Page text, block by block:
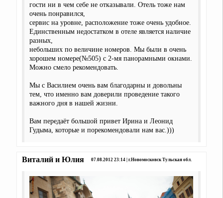
гости ни в чем себе не отказывали. Отель тоже нам
очень понравился,
сервис на уровне, расположение тоже очень удобное.
Единственным недостатком в отеле является наличие
разных,
небольших по величине номеров. Мы были в очень
хорошем номере(№505) с 2-мя панорамными окнами.
Можно смело рекомендовать.
Мы с Василием очень вам благодарны и довольны
тем, что именно вам доверили проведение такого
важного дня в нашей жизни.
Вам передаёт большой привет Ирина и Леонид
Гудыма, которые и порекомендовали нам вас.)))
Виталий и Юлия 07.08.2012 23:14 | г.Новомосковск Тульская обл.